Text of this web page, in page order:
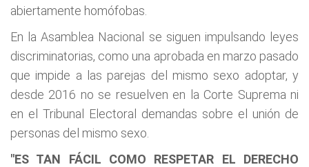
abiertamente homófobas.
En la Asamblea Nacional se siguen impulsando leyes
discriminatorias, como una aprobada en marzo pasado
que impide a las parejas del mismo sexo adoptar, y
desde 2016 no se resuelven en la Corte Suprema ni
en el Tribunal Electoral demandas sobre el unión de
personas del mismo sexo.
"ES TAN FÁCIL COMO RESPETAR EL DERECHO